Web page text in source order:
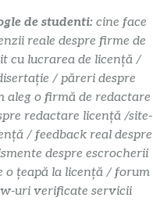
de studenti: cine face
reale despre firme de
cu lucrarea de licență /
/ păreri despre
aleg o firmă de redactare
redactare licență /site-
/ feedback real despre
despre escrocherii
o țeapă la licență / forum
uri verificate servicii